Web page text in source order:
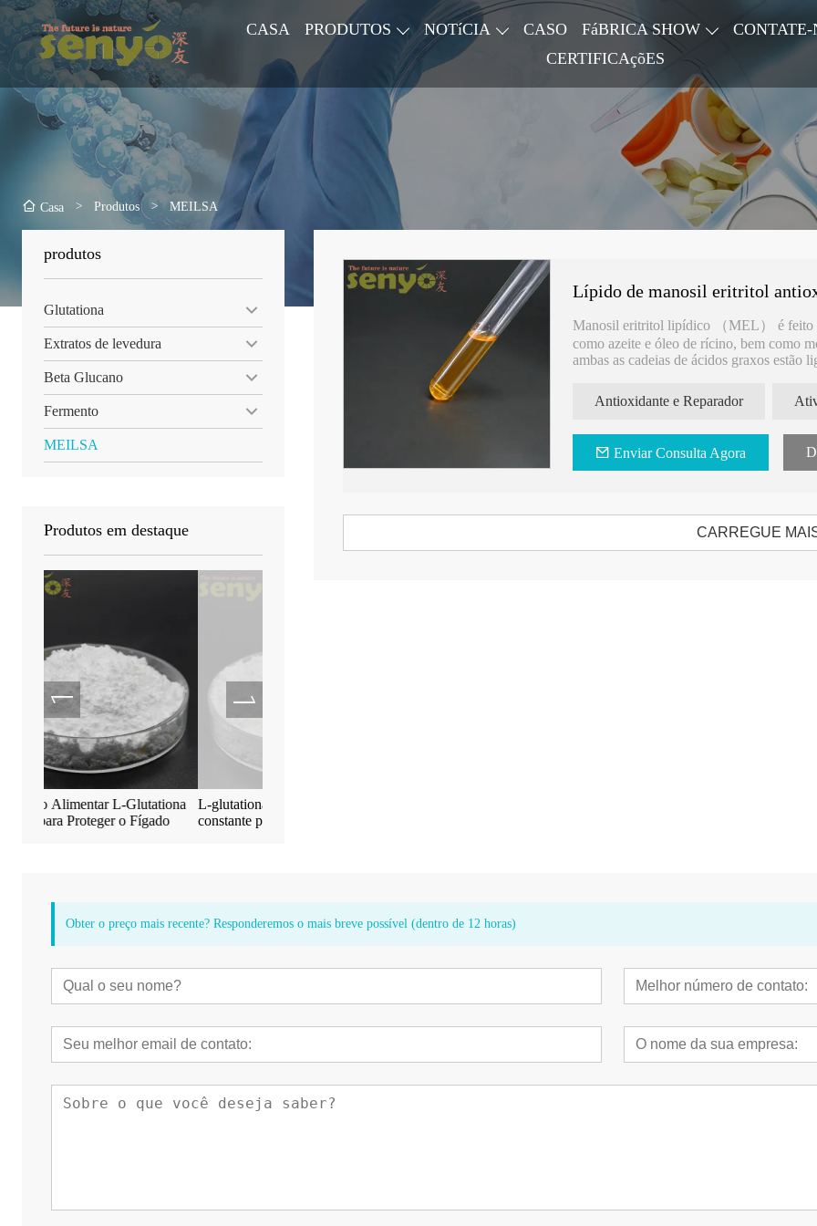
CASA PRODUTOS NOTíCIA CASO FáBRICA SHOW CONTATE-
CERTIFICAçõES
Casa > Produtos > MEILSA
produtos
Glutationa
Extratos de levedura
Beta Glucano
Fermento
MEILSA
Produtos em destaque
L-glutationa oxidada desintoxicante
constante para proteger o fígado
Lípido de manosil eritritol
Manosil eritritol lipídico （MEL） é feito
como azeite e óleo de rícino, bem como
ambas as cadeias de ácidos graxos estão
Antioxidante e Reparador
Enviar Consulta Agora
CARREGUE
Obter o preço mais recente? Responderemos o mais breve possível (dentro de 12 horas)